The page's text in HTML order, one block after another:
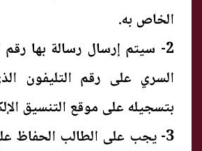
الخاص به.
2- سيتم إرسال رسالة بها
السري على رقم التليفون
بتسجيله على موقع التنسيق
3- يجب على الطالب الحفاظ